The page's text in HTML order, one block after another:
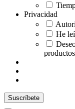
Privacidad
He